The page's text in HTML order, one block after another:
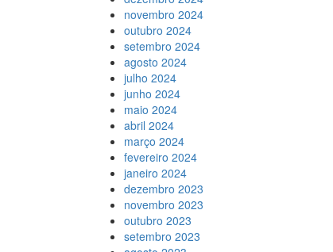
novembro 2024
outubro 2024
setembro 2024
agosto 2024
julho 2024
junho 2024
maio 2024
abril 2024
março 2024
fevereiro 2024
janeiro 2024
dezembro 2023
novembro 2023
outubro 2023
setembro 2023